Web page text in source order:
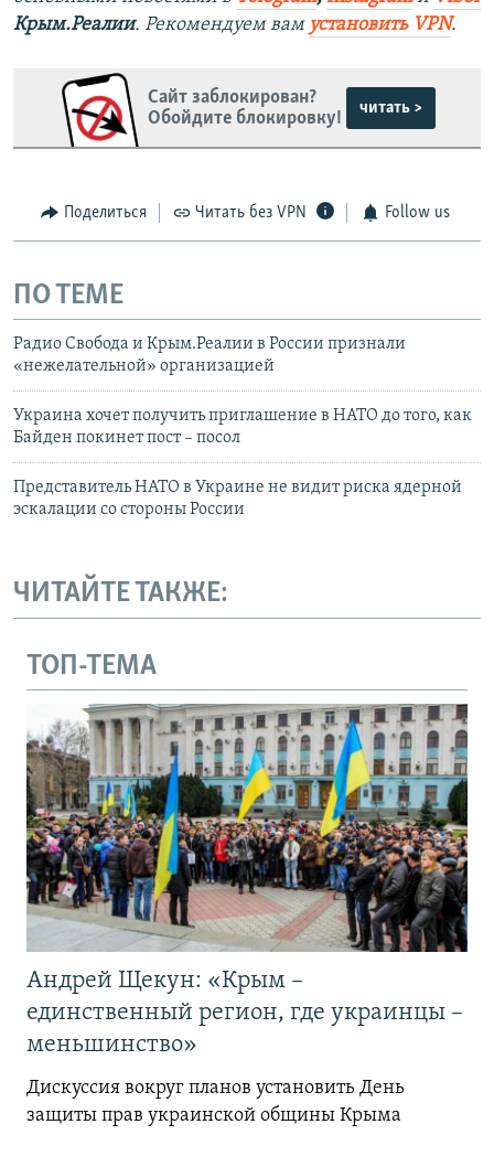
Крым.Реалии. Рекомендуем вам установить VPN.
Сайт заблокирован?
Обойдите блокировку!
читать >
Поделиться Читать без VPN Follow us
ПО ТЕМЕ
Радио Свобода и Крым.Реалии в России признали
«нежелательной» организацией
Украина хочет получить приглашение в НАТО до того, как
Байден покинет пост – посол
Представитель НАТО в Украине не видит риска ядерной
эскалации со стороны России
ЧИТАЙТЕ ТАКЖЕ:
ТОП-ТЕМА
Андрей Щекун: «Крым –
единственный регион, где украинцы –
меньшинство»
Дискуссия вокруг планов установить День
защиты прав украинской общины Крыма